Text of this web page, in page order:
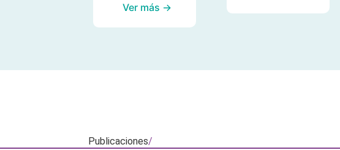
Ver más →
Publicaciones/